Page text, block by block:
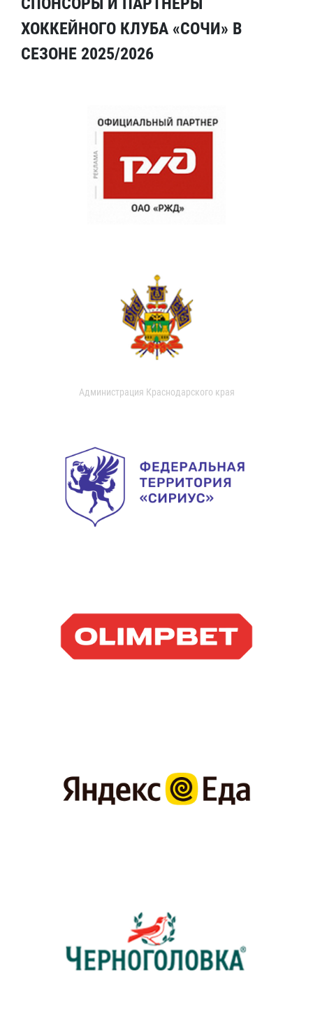
ХОККЕЙНОГО КЛУБА «СОЧИ» В
СЕЗОНЕ 2025/2026
Администрация Краснодарского края